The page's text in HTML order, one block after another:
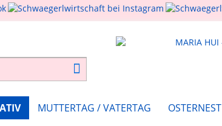
MUTTERTAG / VATERTAG OSTERNEST